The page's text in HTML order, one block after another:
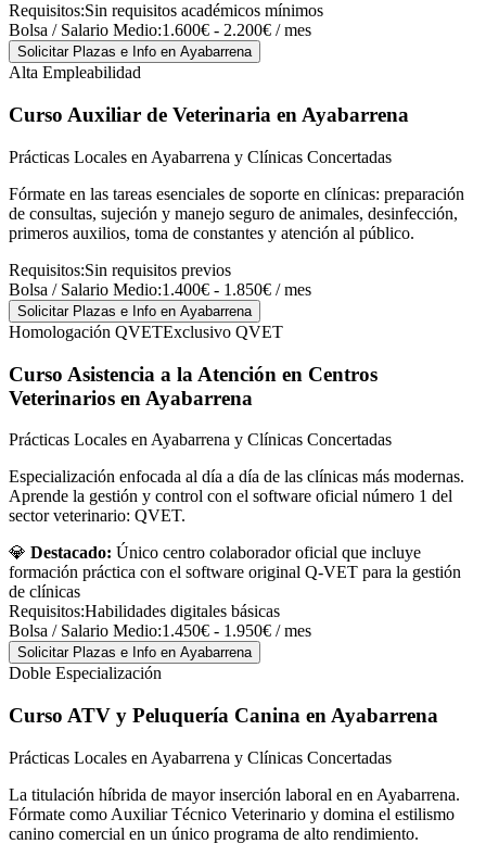
Requisitos:Sin requisitos académicos mínimos
Bolsa / Salario Medio:1.600€ - 2.200€ / mes
Solicitar Plazas e Info en Ayabarrena
Alta Empleabilidad
Curso Auxiliar de Veterinaria en Ayabarrena
Prácticas Locales en Ayabarrena y Clínicas Concertadas
Fórmate en las tareas esenciales de soporte en clínicas: preparación
de consultas, sujeción y manejo seguro de animales, desinfección,
primeros auxilios, toma de constantes y atención al público.
Requisitos:Sin requisitos previos
Bolsa / Salario Medio:1.400€ - 1.850€ / mes
Solicitar Plazas e Info en Ayabarrena
Homologación QVETExclusivo QVET
Curso Asistencia a la Atención en Centros
Veterinarios en Ayabarrena
Prácticas Locales en Ayabarrena y Clínicas Concertadas
Especialización enfocada al día a día de las clínicas más modernas.
Aprende la gestión y control con el software oficial número 1 del
sector veterinario: QVET.
💎 Destacado: Único centro colaborador oficial que incluye
formación práctica con el software original Q-VET para la gestión
de clínicas
Requisitos:Habilidades digitales básicas
Bolsa / Salario Medio:1.450€ - 1.950€ / mes
Solicitar Plazas e Info en Ayabarrena
Doble Especialización
Curso ATV y Peluquería Canina en Ayabarrena
Prácticas Locales en Ayabarrena y Clínicas Concertadas
La titulación híbrida de mayor inserción laboral en en Ayabarrena.
Fórmate como Auxiliar Técnico Veterinario y domina el estilismo
canino comercial en un único programa de alto rendimiento.